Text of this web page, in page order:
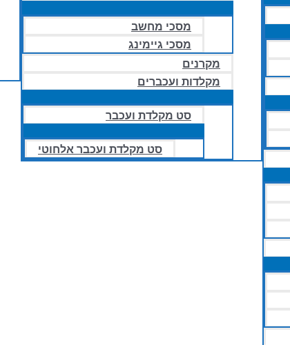
מסכי מחשב
מסכי גיימינג
מקרנים
מקלדות ועכברים
סט מקלדת ועכבר
סט מקלדת ועכבר אלחוטי